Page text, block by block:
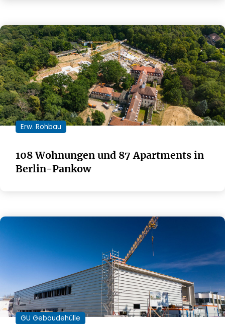
Erw. Rohbau
108 Wohnungen und 87 Apartments in
Berlin-Pankow
GU Gebäudehülle